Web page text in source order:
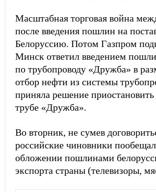
Масштабная торговая война
после введения пошлин на
Белоруссию. Потом Газпром
Минск ответил введением
по трубопроводу «Дружба» в
отбор нефти из системы
приняла решение
трубе «Дружба».
Во вторник, не сумев
российские чиновники
обложении пошлинами
экспорта страны (телевизоры,